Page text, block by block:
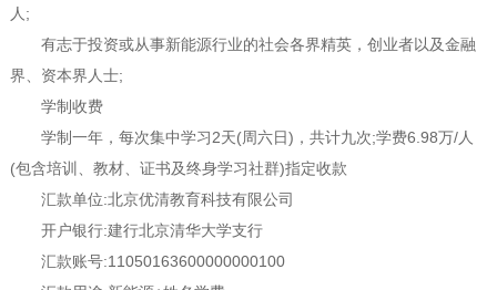
人;
有志于投资或从事新能源行业的社会各界精英，创业者以及金融
界、资本界人士;
学制收费
学制一年，每次集中学习2天(周六日)，共计九次;学费6.98万/人
(包含培训、教材、证书及终身学习社群)指定收款
汇款单位:北京优清教育科技有限公司
开户银行:建行北京清华大学支行
汇款账号:11050163600000000100